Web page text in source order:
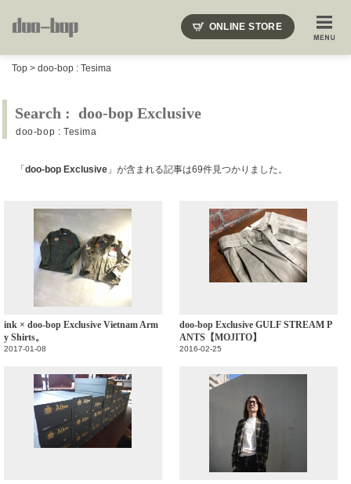
ONLINE STORE
Top > doo-bop : Tesima
Search : doo-bop Exclusive
doo-bop : Tesima
「 doo-bop Exclusive 」が含まれる記事は69件見つかりました。
ink × doo-bop Exclusive Vietnam Arm
y Shirts。
2017-01-08
doo-bop Exclusive GULF STREAM P
ANTS【MOJITO】
2016-02-25